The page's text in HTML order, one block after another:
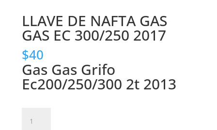
LLAVE DE NAFTA GAS
GAS EC 300/250 2017
$40
Gas Gas Grifo
Ec200/250/300 2t 2013